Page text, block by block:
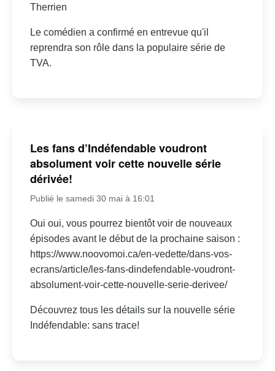
Therrien
Le comédien a confirmé en entrevue qu'il
reprendra son rôle dans la populaire série de
TVA.
Les fans d’Indéfendable voudront
absolument voir cette nouvelle série
dérivée!
Publié le samedi 30 mai à 16:01
Oui oui, vous pourrez bientôt voir de nouveaux
épisodes avant le début de la prochaine saison :
https://www.noovomoi.ca/en-vedette/dans-vos-
ecrans/article/les-fans-dindefendable-voudront-
absolument-voir-cette-nouvelle-serie-derivee/
Découvrez tous les détails sur la nouvelle série
Indéfendable: sans trace!